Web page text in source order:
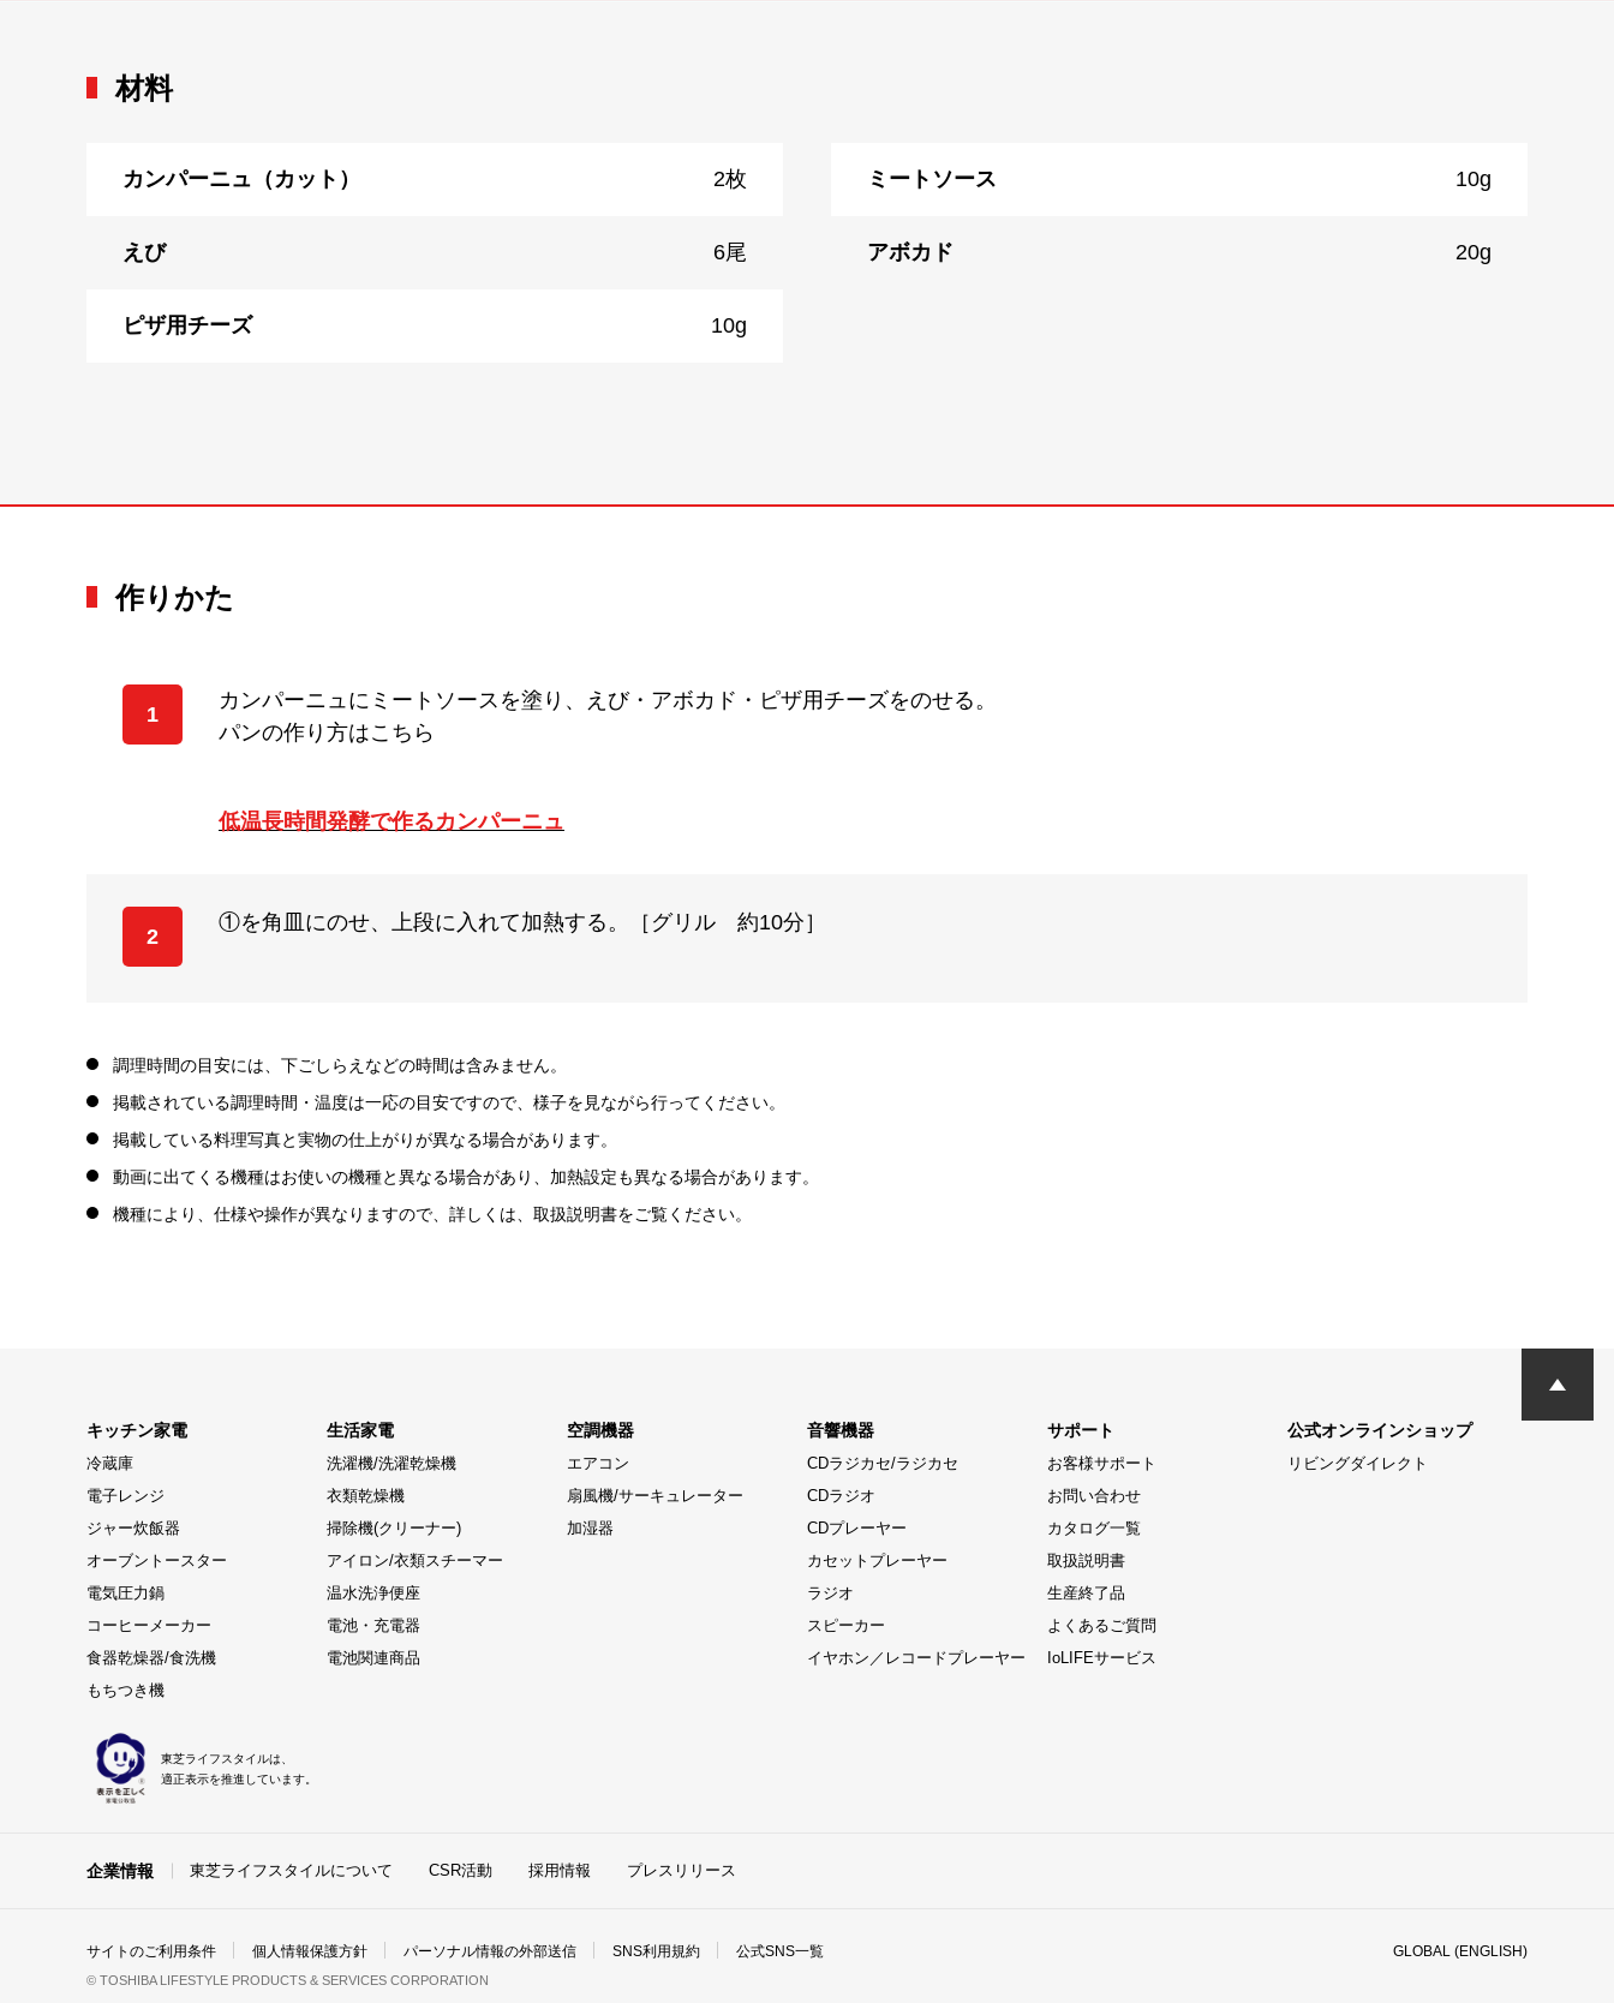
材料
カンパーニュ（カット） 2枚 ミートソース 10g
えび 6尾 アボカド 20g
ピザ用チーズ 10g
作りかた
1
カンパーニュにミートソースを塗り、えび・アボカド・ピザ用チーズをのせる。
パンの作り方はこちら
低温長時間発酵で作るカンパーニュ
2
①を角皿にのせ、上段に入れて加熱する。［グリル 約10分］
調理時間の目安には、下ごしらえなどの時間は含みません。
掲載されている調理時間・温度は一応の目安ですので、様子を見ながら行ってください。
掲載している料理写真と実物の仕上がりが異なる場合があります。
動画に出てくる機種はお使いの機種と異なる場合があり、加熱設定も異なる場合があります。
機種により、仕様や操作が異なりますので、詳しくは、取扱説明書をご覧ください。
キッチン家電
冷蔵庫
電子レンジ
ジャー炊飯器
オーブントースター
電気圧力鍋
コーヒーメーカー
食器乾燥器/食洗機
もちつき機
生活家電
洗濯機/洗濯乾燥機
衣類乾燥機
掃除機(クリーナー)
アイロン/衣類スチーマー
温水洗浄便座
電池・充電器
電池関連商品
空調機器
エアコン
扇風機/サーキュレーター
加湿器
音響機器
CDラジカセ/ラジカセ
CDラジオ
CDプレーヤー
カセットプレーヤー
ラジオ
スピーカー
イヤホン／レコードプレーヤー
サポート
お客様サポート
お問い合わせ
カタログ一覧
取扱説明書
生産終了品
よくあるご質問
IoLIFEサービス
公式オンラインショップ
リビングダイレクト
東芝ライフスタイルは、
適正表示を推進しています。
企業情報 東芝ライフスタイルについて CSR活動 採用情報 プレスリリース
サイトのご利用条件 個人情報保護方針 パーソナル情報の外部送信 SNS利用規約 公式SNS一覧 GLOBAL (ENGLISH)
© TOSHIBA LIFESTYLE PRODUCTS & SERVICES CORPORATION